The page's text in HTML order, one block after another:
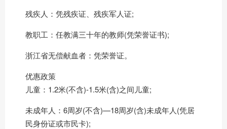
残疾人：凭残疾证、残疾军人证;
教职工：任教满三十年的教师(凭荣誉证书);
浙江省无偿献血者：凭荣誉证。
优惠政策
儿童：1.2米(不含)-1.5米(含)之间儿童;
未成年人：6周岁(不含)—18周岁(含)未成年人(凭居
民身份证或市民卡);